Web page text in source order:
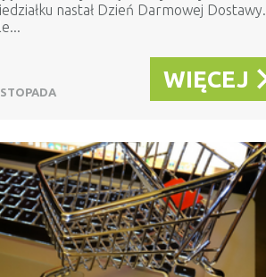
nastał Dzień Darmowej Dostawy.
WIĘCEJ